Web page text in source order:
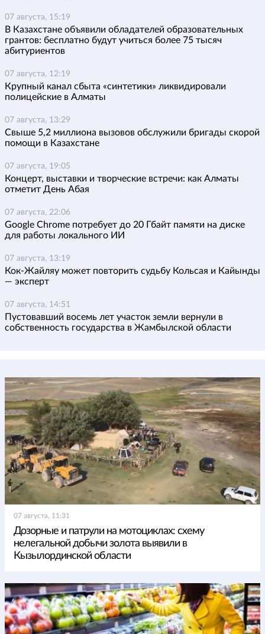
07 августа, 15:19
В Казахстане объявили обладателей образовательных
грантов: бесплатно будут учиться более 75 тысяч
абитуриентов
07 августа, 12:19
Крупный канал сбыта «синтетики» ликвидировали
полицейские в Алматы
07 августа, 13:29
Свыше 5,2 миллиона вызовов обслужили бригады скорой
помощи в Казахстане
07 августа, 19:05
Концерт, выставки и творческие встречи: как Алматы
отметит День Абая
07 августа, 22:06
Google Chrome потребует до 20 Гбайт памяти на диске
для работы локального ИИ
07 августа, 13:19
Кок-Жайляу может повторить судьбу Кольсая и Кайынды
— эксперт
07 августа, 14:51
Пустовавший восемь лет участок земли вернули в
собственность государства в Жамбылской области
07 августа, 11:31
Дозорные и патрули на мотоциклах: схему
нелегальной добычи золота выявили в
Кызылординской области